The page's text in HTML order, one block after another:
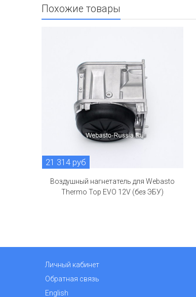
Похожие товары
21 314 руб
Воздушный нагнетатель для Webasto
Thermo Top EVO 12V (без ЭБУ)
Личный кабинет
Обратная связь
English